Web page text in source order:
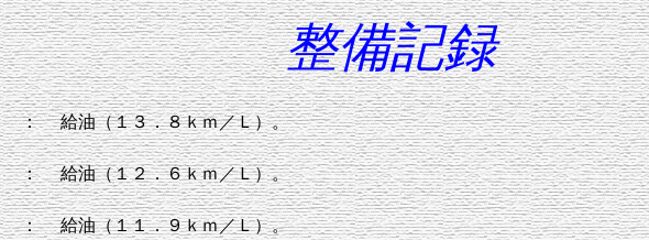
整備記録
： 給油（１３．８ｋｍ／Ｌ）。
： 給油（１２．６ｋｍ／Ｌ）。
： 給油（１１．９ｋｍ／Ｌ）。